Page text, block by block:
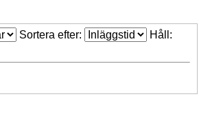
Sortera efter: Håll: